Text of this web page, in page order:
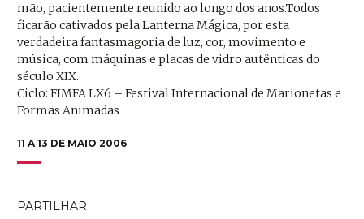
mão, pacientemente reunido ao longo dos anos.Todos
ficarão cativados pela Lanterna Mágica, por esta
verdadeira fantasmagoria de luz, cor, movimento e
música, com máquinas e placas de vidro autênticas do
século XIX.
Ciclo: FIMFA LX6 – Festival Internacional de Marionetas e
Formas Animadas
11 A 13 DE MAIO 2006
PARTILHAR